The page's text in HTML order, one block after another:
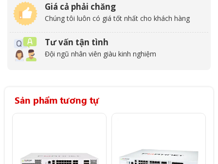
Giá cả phải chăng
Chúng tôi luôn có giá tốt nhất cho khách hàng
Tư vấn tận tình
Đội ngũ nhân viên giàu kinh nghiệm
Sản phẩm tương tự